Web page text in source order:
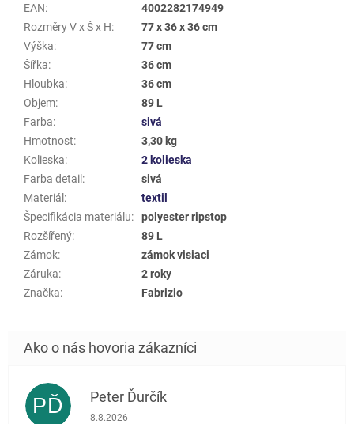
EAN:
4002282174949
Rozměry V x Š x H:
77 x 36 x 36 cm
Výška:
77 cm
Šířka:
36 cm
Hloubka:
36 cm
Objem:
89 L
Farba:
sivá
Hmotnost:
3,30 kg
Kolieska:
2 kolieska
Farba detail :
sivá
Materiál :
textil
Špecifikácia materiálu:
polyester ripstop
Rozšířený:
89 L
Zámok:
zámok visiaci
Záruka:
2 roky
Značka: Fabrizio
PĎ Peter Ďurčík
Hodnotenie obchodu je 5 z 5 hviezdičiek.
8.8.2026